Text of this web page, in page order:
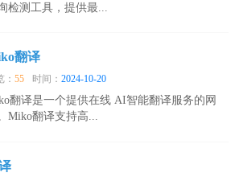
检测工具，提供最...
翻译
：55 时间：2024-10-20
翻译是一个提供在线 AI智能翻译服务的网
Miko翻译支持高...